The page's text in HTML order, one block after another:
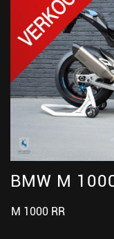
BMW M
M 1000 RR